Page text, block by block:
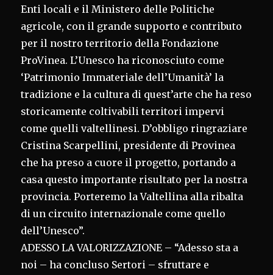
Enti locali e il Ministero delle Politiche
agricole, con il grande supporto e contributo
per il nostro territorio della Fondazione
ProVinea. L’Unesco ha riconosciuto come
‘Patrimonio Immateriale dell’Umanità’ la
tradizione e la cultura di quest’arte che ha reso
storicamente coltivabili territori impervi
come quelli valtellinesi. D’obbligo ringraziare
Cristina Scarpellini, presidente di Provinea
che ha preso a cuore il progetto, portando a
casa questo importante risultato per la nostra
provincia. Porteremo la Valtellina alla ribalta
di un circuito internazionale come quello
dell’Unesco”.
ADESSO LA VALORIZZAZIONE – “Adesso sta a
noi – ha concluso Sertori – sfruttare e